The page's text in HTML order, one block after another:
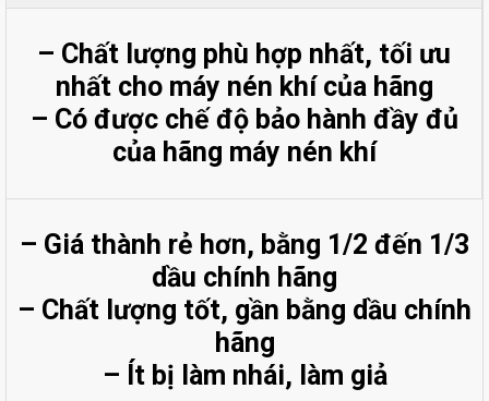
– Chất lượng phù hợp nhất, tối ưu
nhất cho máy nén khí của hãng
– Có được chế độ bảo hành đầy đủ
của hãng máy nén khí
– Giá thành rẻ hơn, bằng 1/2 đến 1/3
dầu chính hãng
– Chất lượng tốt, gần bằng dầu chính
hãng
– Ít bị làm nhái, làm giả